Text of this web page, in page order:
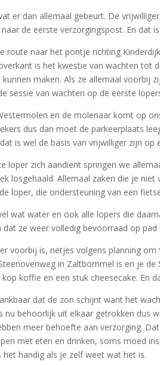
er dan allemaal gebeurt. De
de eerste verzorgingspost. En dat
route naar het pontje richting
is het kwestie van wachten
kunnen maken. Als ze allemaal voorbij
sessie van wachten op de eerste
en de molenaar komt op
dus dan moet de parkeerplaats
is wel de basis van vrijwilliger zijn
loper zich aandient springen we
losgehaald. Allemaal zaken die je
loper, die ondersteuning van een
wat water en ook alle lopers die
ze weer volledig bevoorraad op
voorbij is, netjes volgens planning
in Zaltbommel is en je
koffie en een stuk cheesecake. En
dat de zon schijnt want het
nu behoorlijk uit elkaar getrokken dus
meer behoefte aan verzorging.
met eten en drinken, soms moed
het handig als je zelf weet wat het is.